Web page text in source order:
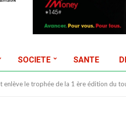
SOCIETE SANTE
enlève le trophée de la 1 ère édition du